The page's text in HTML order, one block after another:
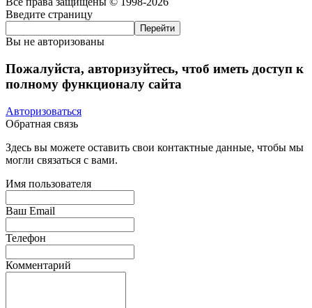
Введите страницу
Вы не авторизованы
Пожалуйста, авторизуйтесь, чтоб иметь доступ к
полному функционалу сайта
Авторизоваться
Обратная связь
Здесь вы можете оставить свои контактные данные, чтобы мы
могли связаться с вами.
Имя пользователя
Ваш Email
Телефон
Комментарий